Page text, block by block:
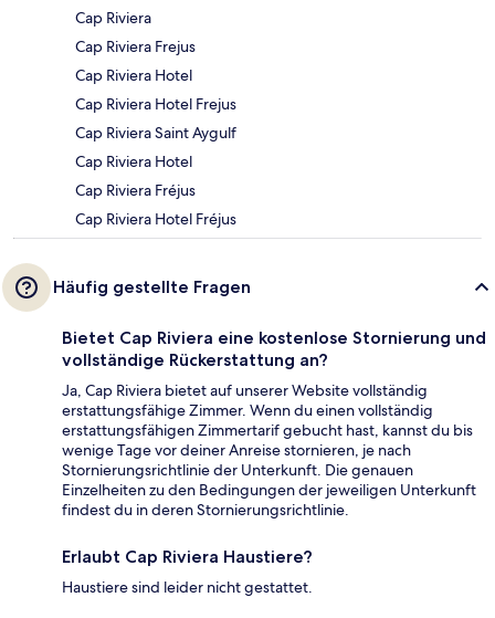
Cap Riviera
Cap Riviera Frejus
Cap Riviera Hotel
Cap Riviera Hotel Frejus
Cap Riviera Saint Aygulf
Cap Riviera Hotel
Cap Riviera Fréjus
Cap Riviera Hotel Fréjus
Häufig gestellte Fragen
Bietet Cap Riviera eine kostenlose Stornierung und
vollständige Rückerstattung an?
Ja, Cap Riviera bietet auf unserer Website vollständig
erstattungsfähige Zimmer. Wenn du einen vollständig
erstattungsfähigen Zimmertarif gebucht hast, kannst du bis
wenige Tage vor deiner Anreise stornieren, je nach
Stornierungsrichtlinie der Unterkunft. Die genauen
Einzelheiten zu den Bedingungen der jeweiligen Unterkunft
findest du in deren Stornierungsrichtlinie.
Erlaubt Cap Riviera Haustiere?
Haustiere sind leider nicht gestattet.